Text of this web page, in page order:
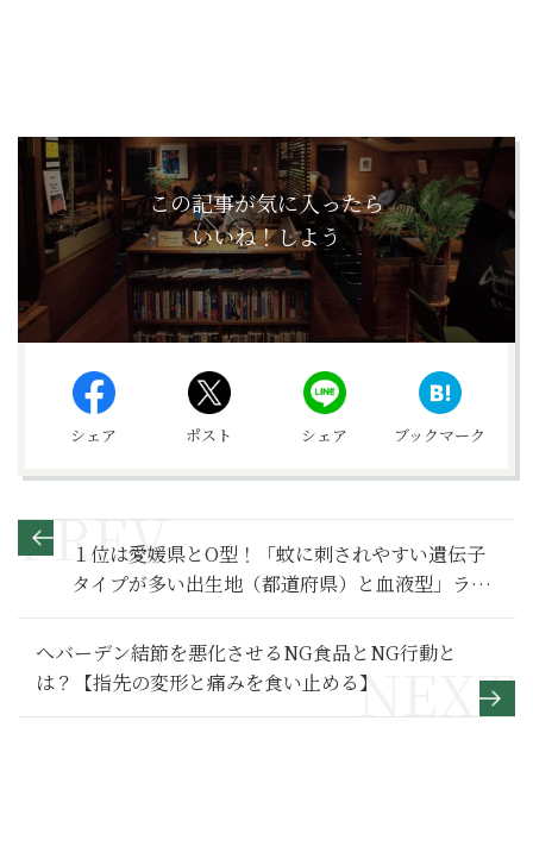
この記事が気に入ったら
いいね！しよう
シェア ポスト シェア ブックマーク
１位は愛媛県とO型！「蚊に刺されやすい遺伝子
タイプが多い出生地（都道府県）と血液型」ラン
キング
へバーデン結節を悪化させるNG食品とNG行動と
は？【指先の変形と痛みを食い止める】